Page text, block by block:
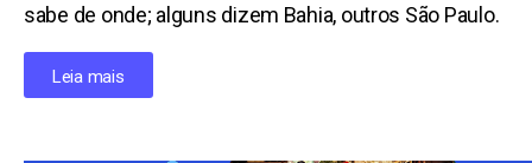
sabe de onde; alguns dizem Bahia, outros São Paulo.
Leia mais